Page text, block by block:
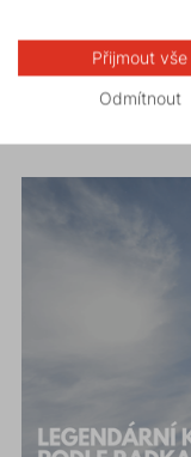
I vy můžetePřijmout vše
Odmítnout